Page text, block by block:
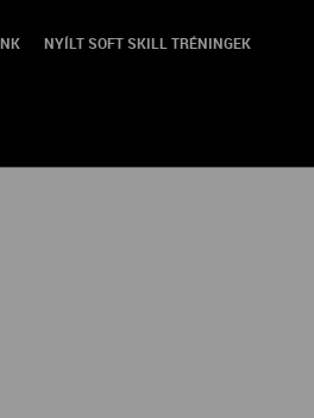
NYÍLT SOFT SKILL TRÉNINGEK